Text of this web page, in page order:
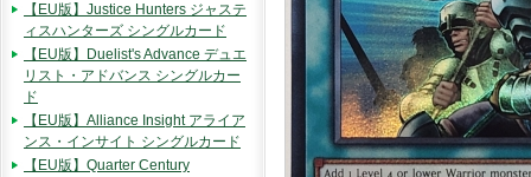
【EU版】Justice Hunters ジャステ
ィスハンターズ シングルカード
【EU版】Duelist's Advance デュエ
リスト・アドバンス シングルカー
ド
【EU版】Alliance Insight アライア
ンス・インサイト シングルカード
【EU版】Quarter Century